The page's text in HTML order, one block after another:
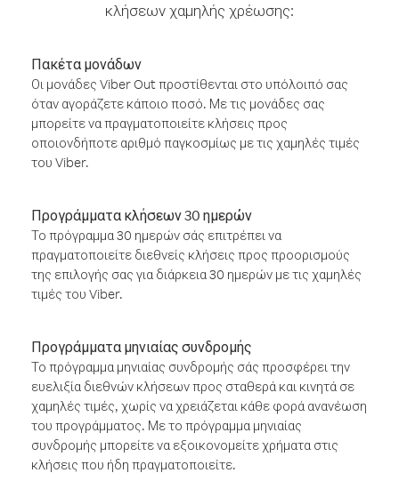
κλήσεων χαμηλής χρέωσης:
Πακέτα μονάδων
Οι μονάδες Viber Out προστίθενται στο υπόλοιπό σας
όταν αγοράζετε κάποιο ποσό. Με τις μονάδες σας
μπορείτε να πραγματοποιείτε κλήσεις προς
οποιονδήποτε αριθμό παγκοσμίως με τις χαμηλές τιμές
του Viber.
Προγράμματα κλήσεων 30 ημερών
Το πρόγραμμα 30 ημερών σάς επιτρέπει να
πραγματοποιείτε διεθνείς κλήσεις προς προορισμούς
της επιλογής σας για διάρκεια 30 ημερών με τις χαμηλές
τιμές του Viber.
Προγράμματα μηνιαίας συνδρομής
Το πρόγραμμα μηνιαίας συνδρομής σάς προσφέρει την
ευελιξία διεθνών κλήσεων προς σταθερά και κινητά σε
χαμηλές τιμές, χωρίς να χρειάζεται κάθε φορά ανανέωση
του προγράμματος. Με το πρόγραμμα μηνιαίας
συνδρομής μπορείτε να εξοικονομείτε χρήματα στις
κλήσεις που ήδη πραγματοποιείτε.